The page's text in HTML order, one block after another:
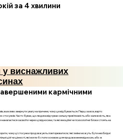
за 4 хвилини
у виснажливих
кармічними
важливо звернути увагу на причини, чому це відбувається. Перш за все, варто
стосунків. Часто буває, що людина відчуває сильну прив’язаність або залежність, яка
засвоїти через ці відносини, та які емоційні чи психологічні блоки стоять на
чому ці стосунки продовжують повторюватися, і які зміни можуть бути необхідні
цілі чи цінності, які могли б стати основою для продовження відносин, або ж